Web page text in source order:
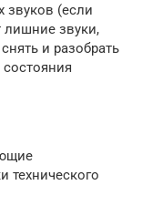
звуков (если
лишние звуки,
и разобрать
состояния
технического